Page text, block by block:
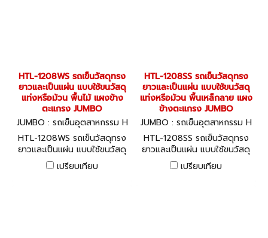
HTL-1208WS รถเข็นวัสดุทรง
ยาวและเป็นแผ่น แบบใช้ขนวัสดุ
แท่งหรือม้วน พื้นไม้ แผงข้าง
ตะแกรง JUMBO
JUMBO : รถเข็นอุตสาหกรรม H
TL-1208WS
HTL-1208WS รถเข็นวัสดุทรง
ยาวและเป็นแผ่น แบบใช้ขนวัสดุ
แท่งหรือม้วน พื้นไม้ แผงข้าง
ตะแกรง JUMBO
เปรียบเทียบ
HTL-1208SS รถเข็นวัสดุทรง
ยาวและเป็นแผ่น แบบใช้ขนวัสดุ
แท่งหรือม้วน พื้นเหล็กลาย แผง
ข้างตะแกรง JUMBO
JUMBO : รถเข็นอุตสาหกรรม H
TL-1208SS
HTL-1208SS รถเข็นวัสดุทรง
ยาวและเป็นแผ่น แบบใช้ขนวัสดุ
แท่งหรือม้วน พื้นเหล็กลาย แผง
ข้างตะแกรง JUMBO
เปรียบเทียบ